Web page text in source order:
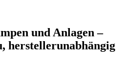
und Anlagen –
herstellerunabhängig